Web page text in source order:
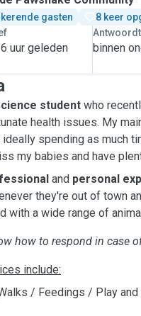
gasten
8 keer
uur geleden binnen
student who
health issues. My
spending as much
my babies and have
and personal
they're out of town
with a wide range of
how to respond in case
include:
/ Feedings / Play and